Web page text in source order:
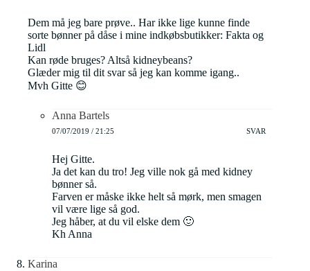
Dem må jeg bare prøve.. Har ikke lige kunne finde
sorte bønner på dåse i mine indkøbsbutikker: Fakta og
Lidl
Kan røde bruges? Altså kidneybeans?
Glæder mig til dit svar så jeg kan komme igang..
Mvh Gitte 😊
Anna Bartels
07/07/2019 / 21:25 SVAR
Hej Gitte.
Ja det kan du tro! Jeg ville nok gå med kidney
bønner så.
Farven er måske ikke helt så mørk, men smagen
vil være lige så god.
Jeg håber, at du vil elske dem 🙂
Kh Anna
Karina